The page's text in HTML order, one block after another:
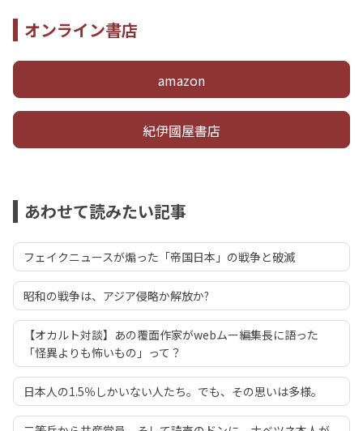
オンライン書店
amazon
紀伊國屋書店
あわせて読みたい記事
フェイクニュースが煽った「帝国日本」の戦争と破滅
昭和の戦争は、アジア侵略か解放か?
【オカルト対談】あの覆面作家がwebムー編集長に語った
「怪異よりも怖いもの」って？
日本人の1.5％しかいない人たち。でも、その思いは多様。